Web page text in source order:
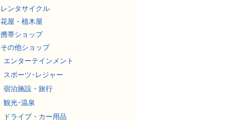
レンタサイクル
花屋・植木屋
携帯ショップ
その他ショップ
エンターテインメント
スポーツ･レジャー
宿泊施設・旅行
観光･温泉
ドライブ・カー用品